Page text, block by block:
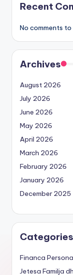
Recent
No comments to
Archives
August 2026
July 2026
June 2026
May 2026
April 2026
March 2026
February 2026
January 2026
December 2025
Categories
Financa
Jetesa Familja